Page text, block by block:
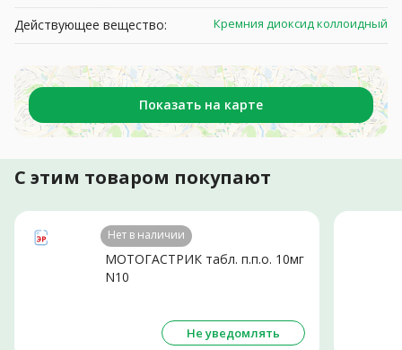
Действующее вещество:
Кремния диоксид коллоидный
Показать на карте
С этим товаром покупают
Нет в наличии
МОТОГАСТРИК табл. п.п.о. 10мг
N10
Не уведомлять